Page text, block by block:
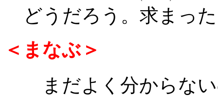
どうだろう。求まっ
＜まなぶ＞
まだよく分からな